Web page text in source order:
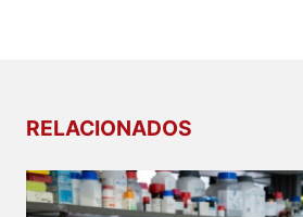
RELACIONADOS